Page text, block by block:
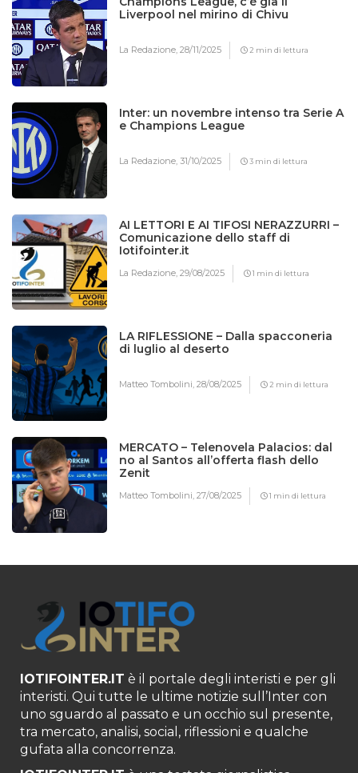
Liverpool nel mirino di Chivu
La Redazione,28/11/2025 2 min di lettura
Inter: un novembre intenso tra Serie A
e Champions League
La Redazione,31/10/2025 3 min di lettura
AI LETTORI E AI TIFOSI NERAZZURRI –
Comunicazione dello staff di
Iotifointer.it
La Redazione,29/08/2025 1 min di lettura
LA RIFLESSIONE – Dalla spacconeria
di luglio al deserto
Matteo Tombolini,28/08/2025 2 min di lettura
MERCATO – Telenovela Palacios: dal
no al Santos all’offerta flash dello
Zenit
Matteo Tombolini,27/08/2025 1 min di lettura
IOTIFOINTER.IT è il portale degli interisti e per gli
interisti. Qui tutte le ultime notizie sull’Inter con
uno sguardo al passato e un occhio sul presente,
tra mercato, analisi, social, riflessioni e qualche
gufata alla concorrenza.